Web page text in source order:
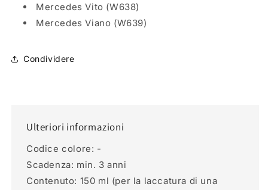
(posti
a
(posti
a
Mercedes Vito (W638)
Mercedes Viano (W639)
Condividere
Ulteriori informazioni
Codice colore: -
Scadenza: min. 3 anni
Contenuto: 150 ml (per la laccatura di una